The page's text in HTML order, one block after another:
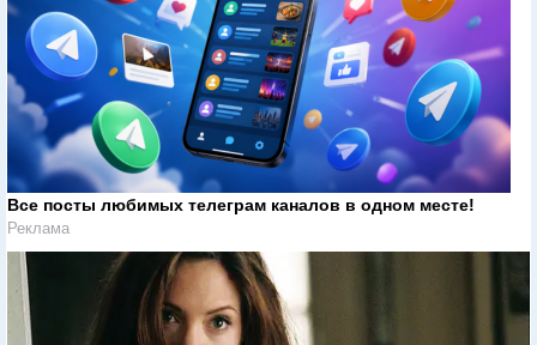
Все посты любимых телеграм каналов в одном месте!
Реклама